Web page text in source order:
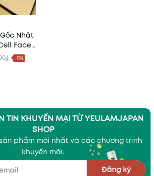
Nhật
Face
Dưỡng
Trẻ Hóa
-11%
TIN KHUYẾN MẠI TỪ YEULAMJAPAN
SHOP
phẩm mới nhất và các chương trình
khuyến mãi.
Đăng ký